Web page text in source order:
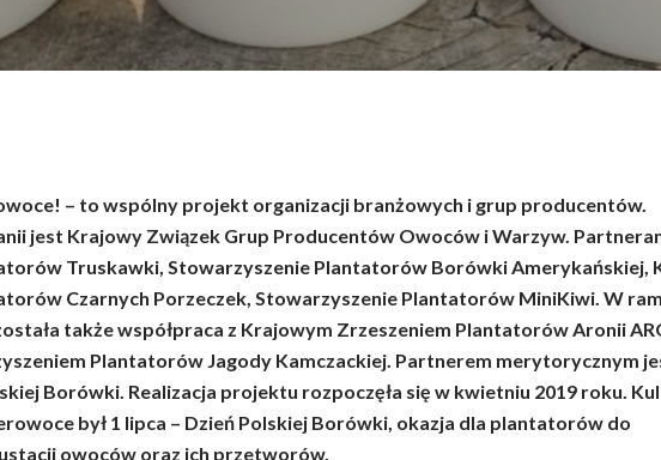
– to wspólny projekt organizacji branżowych i grup producentów.
jest Krajowy Związek Grup Producentów Owoców i Warzyw.
Truskawki, Stowarzyszenie Plantatorów Borówki Amerykańskiej,
Czarnych Porzeczek, Stowarzyszenie Plantatorów MiniKiwi. W
także współpraca z Krajowym Zrzeszeniem Plantatorów Aronii
Plantatorów Jagody Kamczackiej. Partnerem merytorycznym
Borówki. Realizacja projektu rozpoczęła się w kwietniu 2019 roku.
był 1 lipca – Dzień Polskiej Borówki, okazja dla plantatorów do
owoców oraz ich przetworów.